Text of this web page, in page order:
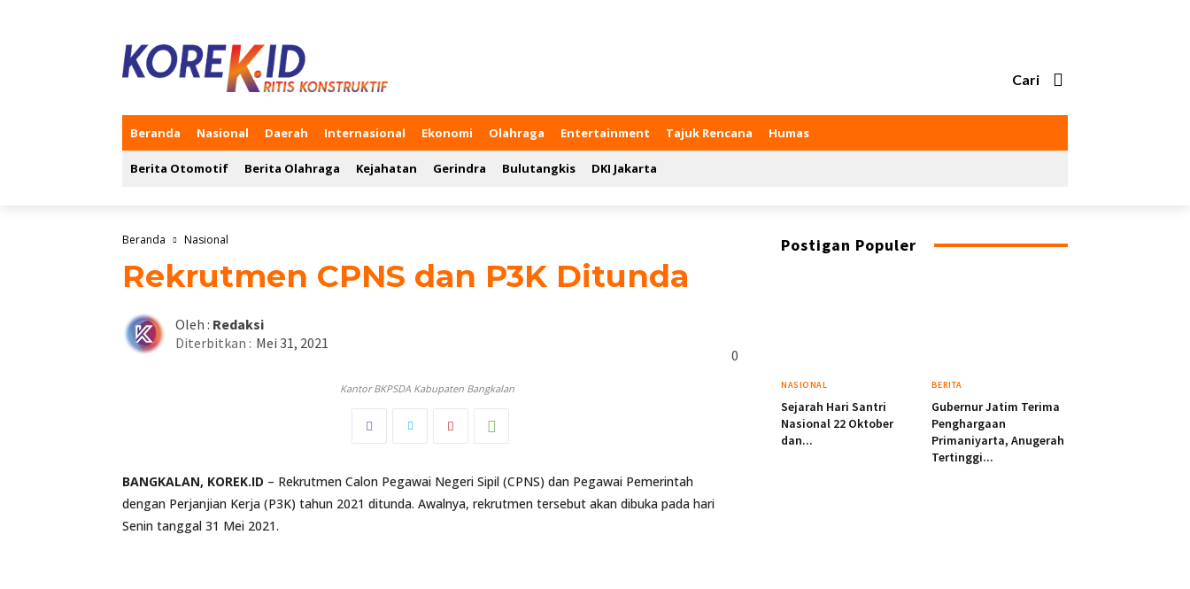
Cari
Beranda Nasional Daerah Internasional Ekonomi Olahraga Entertainment Tajuk Rencana Humas
Berita Otomotif Berita Olahraga Kejahatan Gerindra Bulutangkis DKI Jakarta
Beranda Nasional
Rekrutmen CPNS dan P3K Ditunda
Oleh : Redaksi
0
Diterbitkan : Mei 31, 2021
Kantor BKPSDA Kabupaten Bangkalan
BANGKALAN, KOREK.ID – Rekrutmen Calon Pegawai Negeri Sipil (CPNS) dan Pegawai Pemerintah
dengan Perjanjian Kerja (P3K) tahun 2021 ditunda. Awalnya, rekrutmen tersebut akan dibuka pada hari
Senin tanggal 31 Mei 2021.
Postigan Populer
NASIONAL
Sejarah Hari Santri
Nasional 22 Oktober
dan...
BERITA
Gubernur Jatim Terima
Penghargaan
Primaniyarta, Anugerah
Tertinggi...